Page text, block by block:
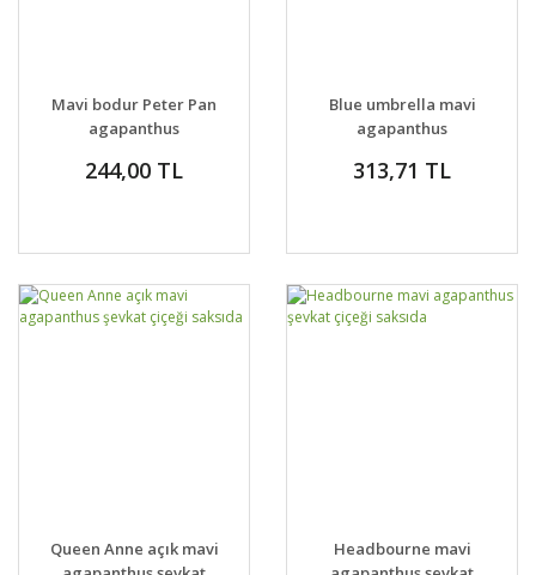
Mavi bodur Peter Pan
agapanthus
çiçeği saksıda
244,00 TL
Blue umbrella mavi
agapanthus
çiçeği saksıda
313,71 TL
Queen Anne açık mavi
Headbourne mavi